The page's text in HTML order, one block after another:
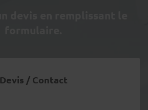
Devis / Contact